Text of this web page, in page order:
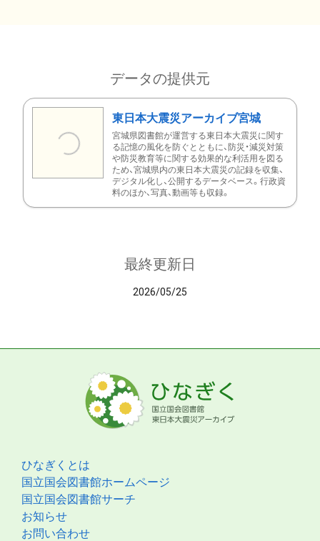
データの提供元
東日本大震災アーカイブ宮城
宮城県図書館が運営する東日本大震災に関す
る記憶の風化を防ぐとともに、防災・減災対策
や防災教育等に関する効果的な利活用を図る
ため、宮城県内の東日本大震災の記録を収集、
デジタル化し、公開するデータベース。行政資
料のほか、写真、動画等も収録。
最終更新日
2026/05/25
ひなぎくとは
国立国会図書館ホームページ
国立国会図書館サーチ
お知らせ
お問い合わせ